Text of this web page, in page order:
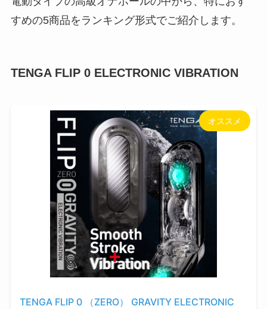
すめの5商品をランキング形式でご紹介します。
TENGA FLIP 0 ELECTRONIC VIBRATION
オススメ
TENGA FLIP 0 （ZERO） GRAVITY ELECTRONIC